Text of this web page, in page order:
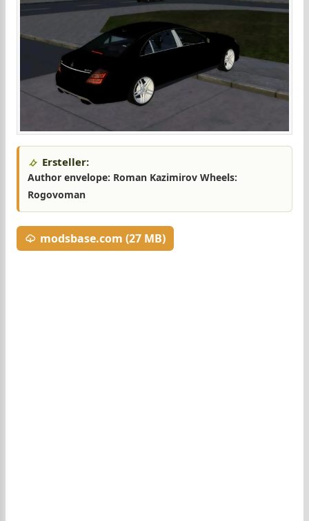
Ersteller:
Author envelope: Roman Kazimirov Wheels:
Rogovoman
modsbase.com (27 MB)